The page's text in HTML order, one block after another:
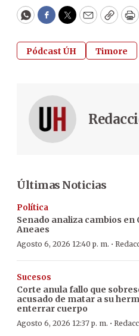
WhatsApp
Facebook
Twitter
EmailCopy
Pódcast ÚH Timore
Últimas Noticias
Política
Senado analiza cambios en
Aneaes
Agosto 6, 2026 12:40 p. m. ·
Sucesos
Corte anula fallo que
acusado de matar a su
enterrar cuerpo
Agosto 6, 2026 12:37 p. m. ·